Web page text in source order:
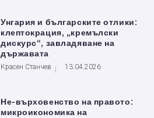
Унгария и българските отлики:
клептокрация, „кремълски
дискурс“, завладяване на
държавата
Красен Станчев 13.04.2026
Не-върховенство на правото:
микроикономика на